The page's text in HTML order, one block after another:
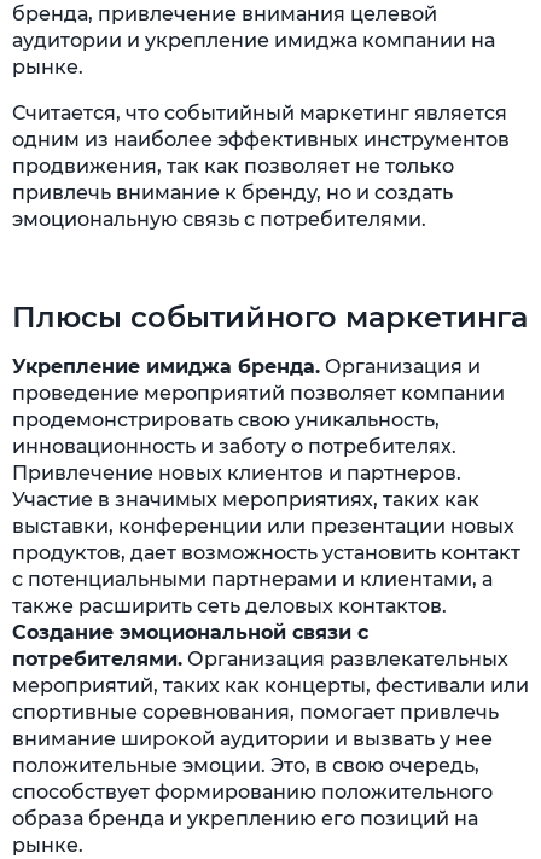
бренда, привлечение внимания целевой
аудитории и укрепление имиджа компании на
рынке.
Считается, что событийный маркетинг является
одним из наиболее эффективных инструментов
продвижения, так как позволяет не только
привлечь внимание к бренду, но и создать
эмоциональную связь с потребителями.
Плюсы событийного маркетинга
Укрепление имиджа бренда. Организация и
проведение мероприятий позволяет компании
продемонстрировать свою уникальность,
инновационность и заботу о потребителях.
Привлечение новых клиентов и партнеров.
Участие в значимых мероприятиях, таких как
выставки, конференции или презентации новых
продуктов, дает возможность установить контакт
с потенциальными партнерами и клиентами, а
также расширить сеть деловых контактов.
Создание эмоциональной связи с
потребителями. Организация развлекательных
мероприятий, таких как концерты, фестивали или
спортивные соревнования, помогает привлечь
внимание широкой аудитории и вызвать у нее
положительные эмоции. Это, в свою очередь,
способствует формированию положительного
образа бренда и укреплению его позиций на
рынке.